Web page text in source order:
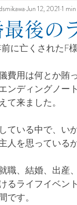
康、長寿
最後の
Jun 12, 2021 1
に亡くされたF
費用は何とか賄
ンディングノー
て来ました。
ている中で、い
人を思っている
職、結婚、出産
るライフイベン
です。